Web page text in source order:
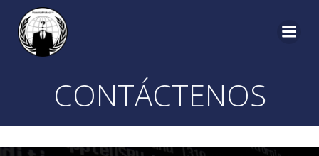
CONTÁCTENOS